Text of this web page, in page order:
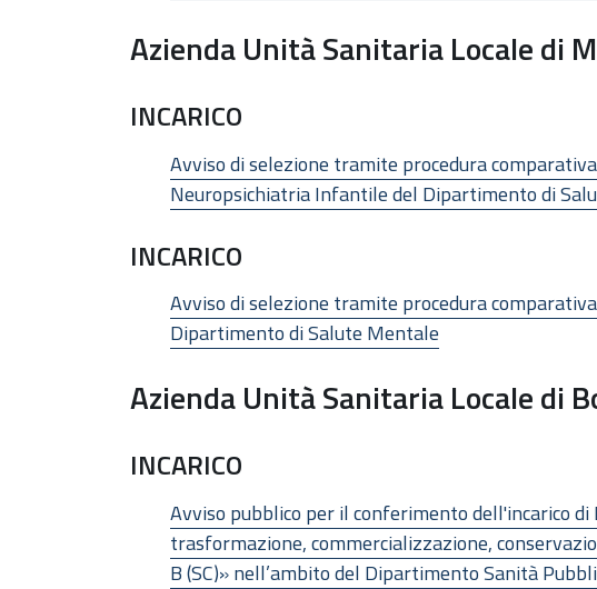
Azienda Unità Sanitaria Locale di
INCARICO
Avviso di selezione tramite procedura
Neuropsichiatria Infantile del Dipartimento di
INCARICO
Avviso di selezione tramite procedura
Dipartimento di Salute Mentale
Azienda Unità Sanitaria Locale di
INCARICO
Avviso pubblico per il conferimento dell'incarico
trasformazione, commercializzazione,
B (SC)» nell’ambito del Dipartimento Sanità